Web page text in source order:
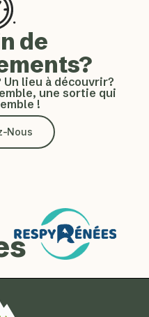
de
lieu à découvrir?
une sortie qui
!
Nous